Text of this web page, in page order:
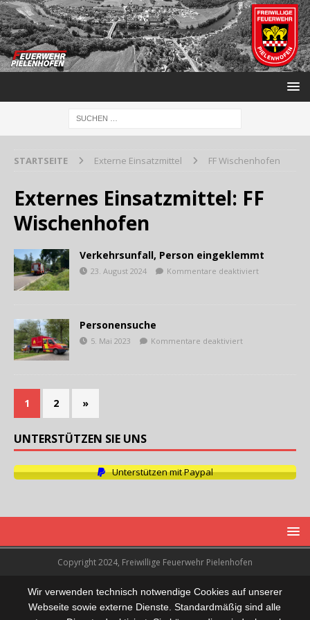
STARTSEITE Externe Einsatzmittel FF Wischenhofen
Externes Einsatzmittel: FF
Wischenhofen
Verkehrsunfall, Person eingeklemmt
23. August 2024 Kommentare deaktiviert
Personensuche
5. Mai 2023 Kommentare deaktiviert
1 2 »
UNTERSTÜTZEN SIE UNS
Unterstützen mit Paypal
Copyright 2024, Freiwillige Feuerwehr Pielenhofen
Wir verwenden technisch notwendige Cookies auf unserer
Webseite sowie externe Dienste. Standardmäßig sind alle